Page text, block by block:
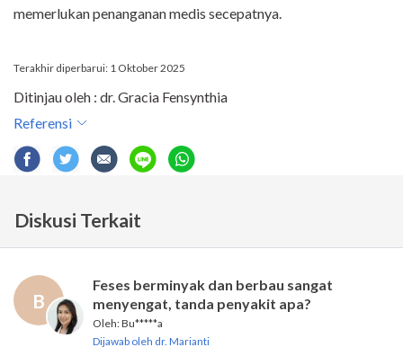
memerlukan penanganan medis secepatnya.
Terakhir diperbarui: 1 Oktober 2025